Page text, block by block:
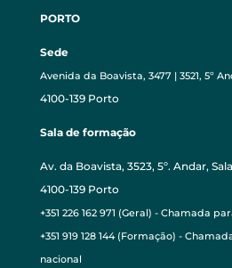
PORTO
Sede
Avenida da Boavista, 3477 | 3521, 5º
4100-139 Porto
Sala de formação
Av. da Boavista, 3523, 5º. Andar,
4100-139 Porto
+351 226 162 971 (Geral) - Chamada
+351 919 128 144 (Formação) -
nacional